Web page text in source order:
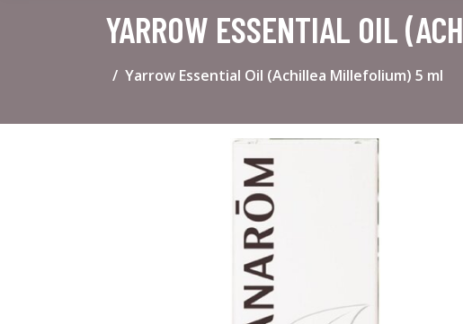
YARROW ESSENTIAL OIL
Yarrow Essential Oil (Achillea Millefolium) 5 ml